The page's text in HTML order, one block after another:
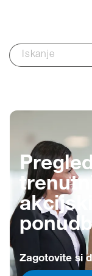
akcijskih
ponudb
Zagotovite si